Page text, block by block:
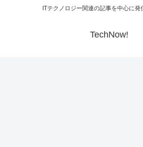
ITテクノロジー関連の記事を中心に発
TechNow!